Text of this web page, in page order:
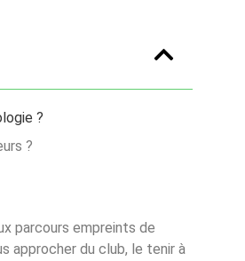
?
?
parcours empreints de
approcher du club, le tenir à